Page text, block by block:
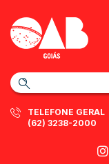
TELEFONE GERAL
(62) 3238-2000